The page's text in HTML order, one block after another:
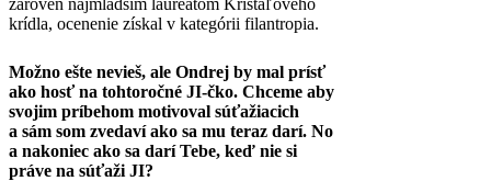
zároveň najmladším laureátom Krištáľového
krídla, ocenenie získal v kategórii filantropia.
Možno ešte nevieš, ale Ondrej by mal prísť
ako hosť na tohtoročné JI-čko. Chceme aby
svojim príbehom motivoval súťažiacich
a sám som zvedaví ako sa mu teraz darí. No
a nakoniec ako sa darí Tebe, keď nie si
práve na súťaži JI?